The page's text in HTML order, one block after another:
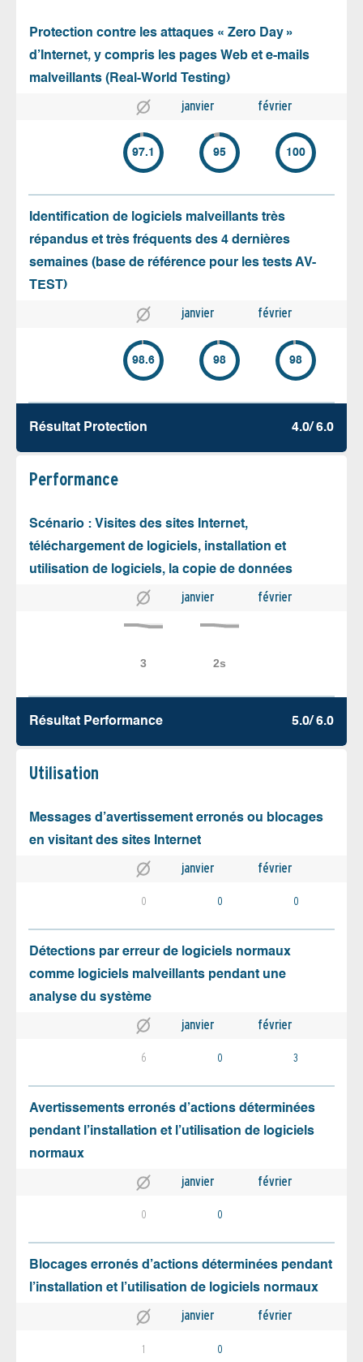
Protection contre les attaques « Zero Day »
d’Internet, y compris les pages Web et e-mails
malveillants (Real-World Testing)
janvier février
97.1 95 100
Identification de logiciels malveillants très
répandus et très fréquents des 4 dernières
semaines (base de référence pour les tests AV-
TEST)
janvier février
98.6 98 98
Résultat Protection 4.0/ 6.0
Performance
Scénario : Visites des sites Internet,
téléchargement de logiciels, installation et
utilisation de logiciels, la copie de données
janvier février
Résultat Performance 5.0/ 6.0
Utilisation
Messages d’avertissement erronés ou blocages
en visitant des sites Internet
janvier février
0 0 0
Détections par erreur de logiciels normaux
comme logiciels malveillants pendant une
analyse du système
janvier février
6 0 3
Avertissements erronés d’actions déterminées
pendant l’installation et l’utilisation de logiciels
normaux
janvier février
0 0
Blocages erronés d’actions déterminées pendant
l’installation et l’utilisation de logiciels normaux
janvier février
1 0